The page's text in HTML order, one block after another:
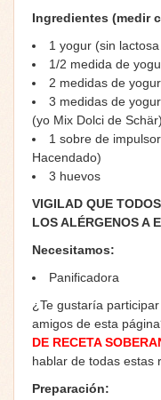
Ingredientes (medir
1 yogur (sin
1/2 medida de
2 medidas de
3 medidas de
(yo Mix Dolci de Schär)
1 sobre de
Hacendado)
3 huevos
VIGILAD QUE
LOS ALÉRGENOS A
Necesitamos:
Panificadora
¿Te gustaría
amigos de esta
DE RECETA
hablar de todas estas
Preparación: